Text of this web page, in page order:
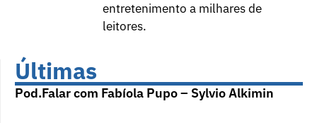
entretenimento a milhares de
leitores.
Últimas
Pod.Falar com Fabíola Pupo – Sylvio Alkimin